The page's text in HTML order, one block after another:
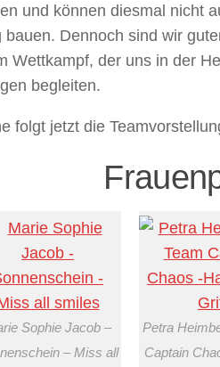
und können diesmal nicht
Dennoch sind wir
Wettkampf, der uns in der
begleiten.
folgt jetzt die
Sophie Jacob –
– Miss all
Petra
Captain